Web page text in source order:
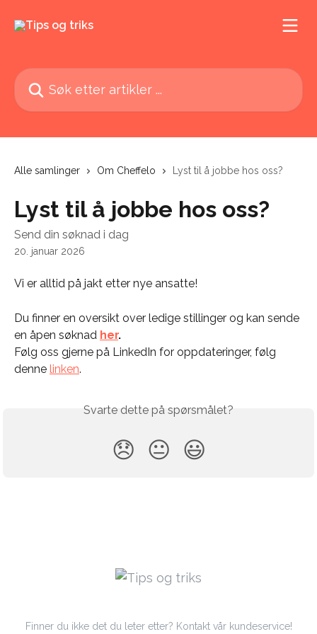
Søk etter artikler ...
Alle samlinger Om Cheffelo Lyst til å jobbe hos oss?
Lyst til å jobbe hos oss?
Send din søknad i dag
20. januar 2026
Vi er alltid på jakt etter nye ansatte!
Du finner en oversikt over ledige stillinger og kan sende
en åpen søknad her.
Følg oss gjerne på LinkedIn for oppdateringer, følg
denne linken.
Svarte dette på spørsmålet?
😞 😐 😃
Finner du ikke det du leter etter? Kontakt vår kundeservice!